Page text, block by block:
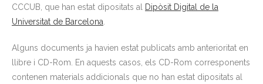
CCCUB, que han estat dipositats al
Dipòsit Digital de la
Universitat de Barcelona
Alguns documents ja havien estat publicats amb anterioritat en
llibre i CD-Rom. En aquests casos, els CD-Rom corresponents
contenen materials addicionals que no han estat dipositats al